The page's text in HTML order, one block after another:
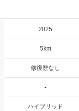
2025
5km
修復歴なし
-
ハイブリッド